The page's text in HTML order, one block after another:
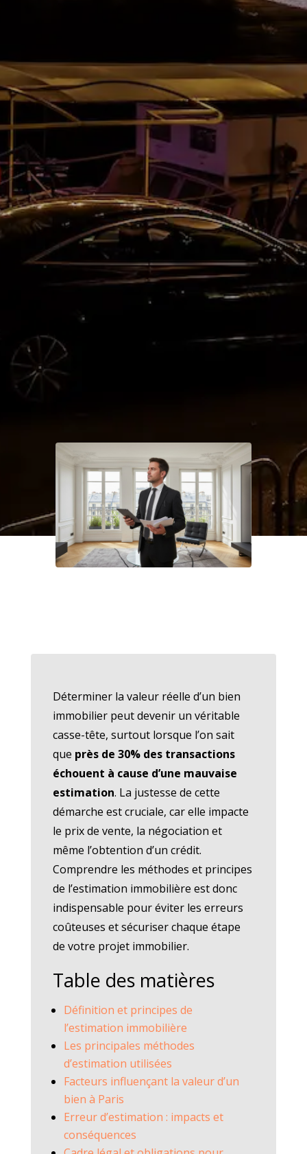
Déterminer la valeur réelle d’un bien
immobilier peut devenir un véritable
casse-tête, surtout lorsque l’on sait
que près de 30% des transactions
échouent à cause d’une mauvaise
estimation. La justesse de cette
démarche est cruciale, car elle impacte
le prix de vente, la négociation et
même l’obtention d’un crédit.
Comprendre les méthodes et principes
de l’estimation immobilière est donc
indispensable pour éviter les erreurs
coûteuses et sécuriser chaque étape
de votre projet immobilier.
Table des matières
Définition et principes de
l’estimation immobilière
Les principales méthodes
d’estimation utilisées
Facteurs influençant la valeur d’un
bien à Paris
Erreur d’estimation : impacts et
conséquences